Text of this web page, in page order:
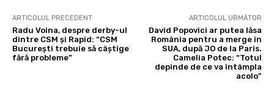
ARTICOLUL PRECEDENT
Radu Voina, despre derby-ul
dintre CSM și Rapid: “CSM
București trebuie să câștige
fără probleme”
ARTICOLUL URMĂTOR
David Popovici ar putea lăsa
România pentru a merge în
SUA, după JO de la Paris.
Camelia Potec: “Totul
depinde de ce va întâmpla
acolo”